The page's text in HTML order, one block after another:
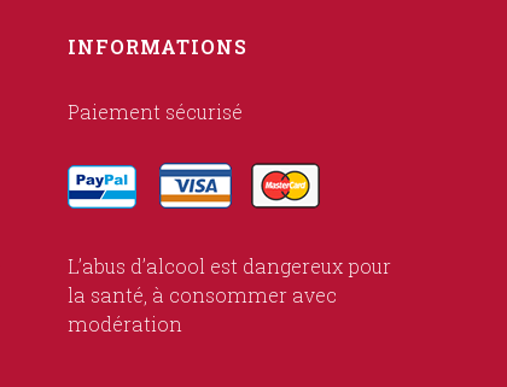
INFORMATIONS
Paiement sécurisé
L’abus d’alcool est dangereux pour
la santé, à consommer avec
modération